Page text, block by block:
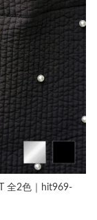
全2色｜hit969-